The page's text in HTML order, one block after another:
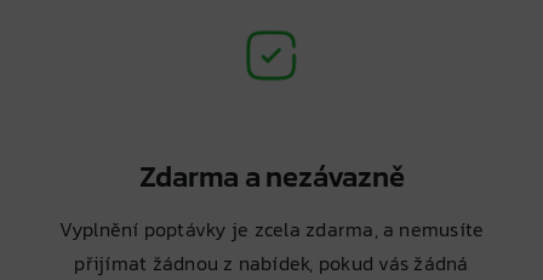
Zdarma a nezávazně
Vyplnění poptávky je zcela zdarma, a nemusíte
přijímat žádnou z nabídek, pokud vás žádná